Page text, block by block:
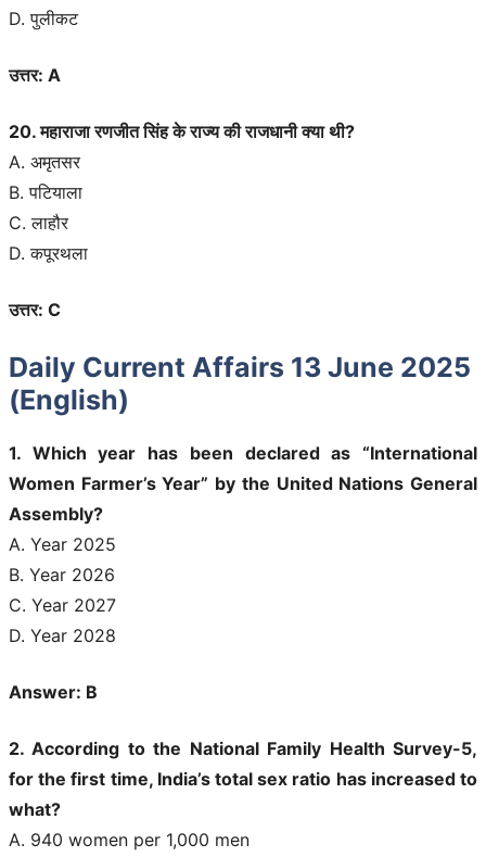
D. पुलीकट
उत्तर: A
20. महाराजा रणजीत सिंह के राज्य की राजधानी क्या थी?
A. अमृतसर
B. पटियाला
C. लाहौर
D. कपूरथला
उत्तर: C
Daily Current Affairs 13 June 2025
(English)
1. Which year has been declared as “International
Women Farmer’s Year” by the United Nations General
Assembly?
A. Year 2025
B. Year 2026
C. Year 2027
D. Year 2028
Answer: B
2. According to the National Family Health Survey-5,
for the first time, India’s total sex ratio has increased to
what?
A. 940 women per 1,000 men